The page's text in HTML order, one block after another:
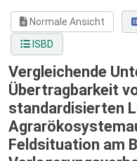
Normale Ansicht
ISBD
Vergleichende
Übertragbarkeit
standardisierten
Feldsituation am